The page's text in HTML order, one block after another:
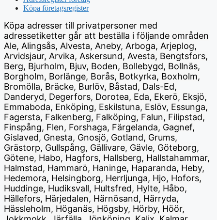
Köpa företagsregister
Köpa adresser till privatpersoner med
adressetiketter går att beställa i följande områden
Ale, Alingsås, Alvesta, Aneby, Arboga, Arjeplog,
Arvidsjaur, Arvika, Askersund, Avesta, Bengtsfors,
Berg, Bjurholm, Bjuv, Boden, Bollebygd, Bollnäs,
Borgholm, Borlänge, Borås, Botkyrka, Boxholm,
Bromölla, Bräcke, Burlöv, Båstad, Dals-Ed,
Danderyd, Degerfors, Dorotea, Eda, Ekerö, Eksjö,
Emmaboda, Enköping, Eskilstuna, Eslöv, Essunga,
Fagersta, Falkenberg, Falköping, Falun, Filipstad,
Finspång, Flen, Forshaga, Färgelanda, Gagnef,
Gislaved, Gnesta, Gnosjö, Gotland, Grums,
Grästorp, Gullspång, Gällivare, Gävle, Göteborg,
Götene, Habo, Hagfors, Hallsberg, Hallstahammar,
Halmstad, Hammarö, Haninge, Haparanda, Heby,
Hedemora, Helsingborg, Herrljunga, Hjo, Hofors,
Huddinge, Hudiksvall, Hultsfred, Hylte, Håbo,
Hällefors, Härjedalen, Härnösand, Härryda,
Hässleholm, Höganäs, Högsby, Hörby, Höör,